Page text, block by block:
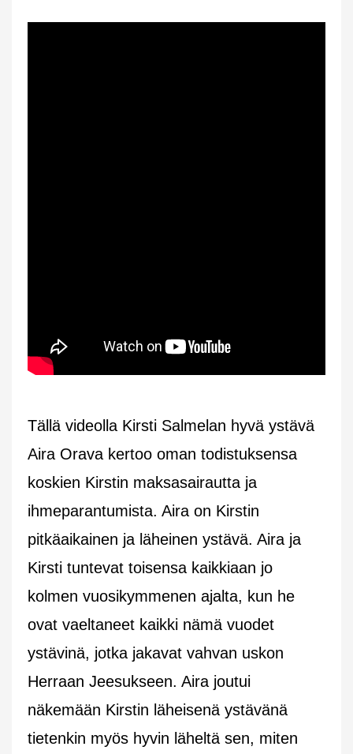
Tällä videolla Kirsti Salmelan hyvä ystävä
Aira Orava kertoo oman todistuksensa
koskien Kirstin maksasairautta ja
ihmeparantumista. Aira on Kirstin
pitkäaikainen ja läheinen ystävä. Aira ja
Kirsti tuntevat toisensa kaikkiaan jo
kolmen vuosikymmenen ajalta, kun he
ovat vaeltaneet kaikki nämä vuodet
ystävinä, jotka jakavat vahvan uskon
Herraan Jeesukseen. Aira joutui
näkemään Kirstin läheisenä ystävänä
tietenkin myös hyvin läheltä sen, miten